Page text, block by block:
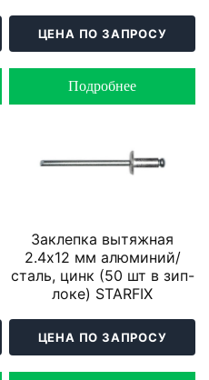
ЦЕНА ПО ЗАПРОСУ
Подробнее
Заклепка вытяжная
2.4х12 мм алюминий/
сталь, цинк (50 шт в зип-
локе) STARFIX
ЦЕНА ПО ЗАПРОСУ